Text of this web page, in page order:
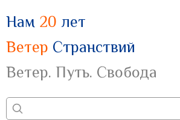
Нам 20 лет
Ветер Странствий
Ветер. Путь. Свобода